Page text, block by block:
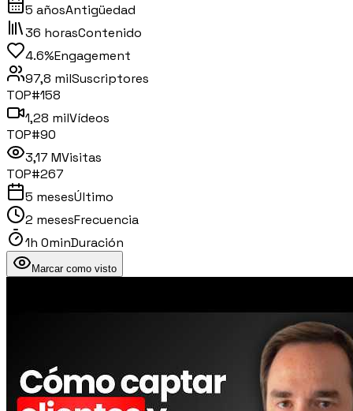
5 añosAntigüedad
36 horasContenido
4.6%Engagement
97,8 milSuscriptores
TOP#158
1,28 milVídeos
TOP#90
3,17 MVisitas
TOP#267
5 mesesÚltimo
2 mesesFrecuencia
1h 0minDuración
Marcar como visto